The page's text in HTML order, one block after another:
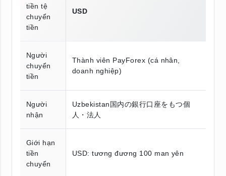
tiền tệ
chuyển
tiền
USD
Người
chuyển
tiền
Thành viên PayForex (cá nhân,
doanh nghiệp)
Người
nhận
Uzbekistan国内の銀行口座をもつ個
人・法人
Giới hạn
tiền
chuyển
USD: tương đương 100 man yên